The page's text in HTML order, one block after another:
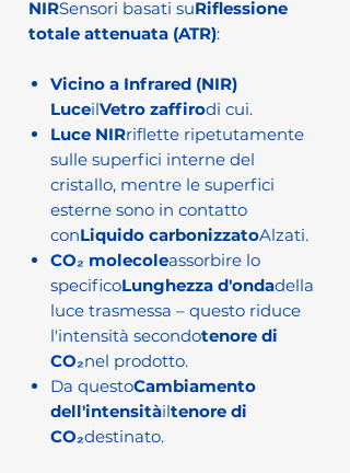
NIRSensori basati suRiflessione
totale attenuata (ATR):
Vicino a Infrared (NIR)
LuceilVetro zaffirodi cui.
Luce NIRriflette ripetutamente
sulle superfici interne del
cristallo, mentre le superfici
esterne sono in contatto
conLiquido carbonizzatoAlzati.
CO₂ molecoleassorbire lo
specificoLunghezza d'ondadella
luce trasmessa – questo riduce
l'intensità secondotenore di
CO₂nel prodotto.
Da questoCambiamento
dell'intensitàiltenore di
CO₂destinato.